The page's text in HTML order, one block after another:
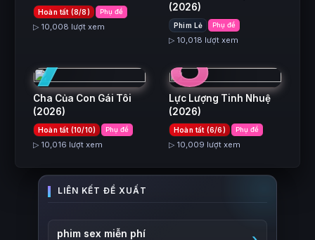
Hoàn tất (8/8) Phụ đề
▷ 10,008 lượt xem
(2026)
Phim Lẻ Phụ đề
▷ 10,018 lượt xem
7
Cha Của Con Gái Tôi
(2026)
Hoàn tất (10/10) Phụ đề
▷ 10,016 lượt xem
8
Lực Lượng Tinh Nhuệ
(2026)
Hoàn tất (6/6) Phụ đề
▷ 10,009 lượt xem
phim sex miễn phí